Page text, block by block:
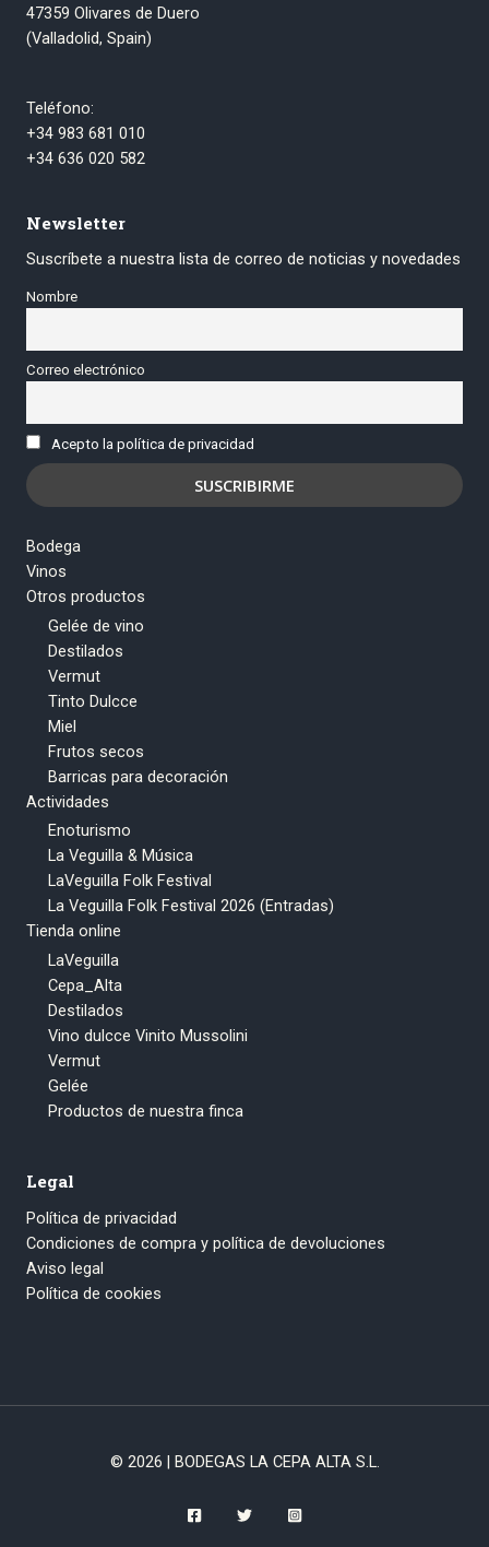
47359 Olivares de Duero
(Valladolid, Spain)
Teléfono:
+34 983 681 010
+34 636 020 582
Newsletter
Suscríbete a nuestra lista de correo de noticias y novedades
Nombre
Correo electrónico
Acepto la política de privacidad
Bodega
Vinos
Otros productos
Gelée de vino
Destilados
Vermut
Tinto Dulcce
Miel
Frutos secos
Barricas para decoración
Actividades
Enoturismo
La Veguilla & Música
LaVeguilla Folk Festival
La Veguilla Folk Festival 2026 (Entradas)
Tienda online
LaVeguilla
Cepa_Alta
Destilados
Vino dulcce Vinito Mussolini
Vermut
Gelée
Productos de nuestra finca
Legal
Política de privacidad
Condiciones de compra y política de devoluciones
Aviso legal
Política de cookies
© 2026 | BODEGAS LA CEPA ALTA S.L.